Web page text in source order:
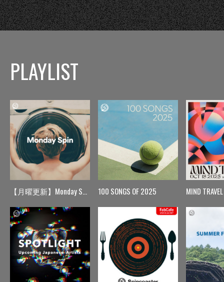
PLAYLIST
【月曜更新】Monday Spin 100 SONGS OF 2025 MIND TRAVEL